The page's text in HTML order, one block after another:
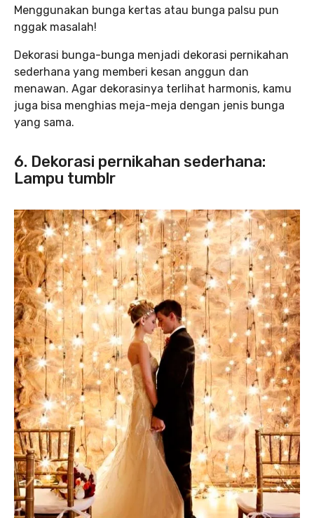
Menggunakan bunga kertas atau bunga palsu pun
nggak masalah!
Dekorasi bunga-bunga menjadi dekorasi pernikahan
sederhana yang memberi kesan anggun dan
menawan. Agar dekorasinya terlihat harmonis, kamu
juga bisa menghias meja-meja dengan jenis bunga
yang sama.
6. Dekorasi pernikahan sederhana:
Lampu tumblr